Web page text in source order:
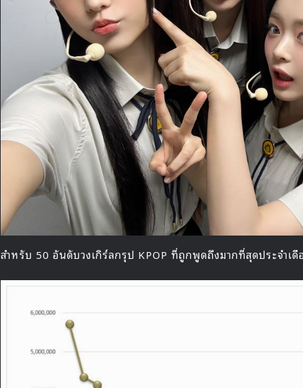
สำหรับ 50 อันดับวงเกิร์ลกรุป KPOP ที่ถูกพูดถึงมากที่สุดประจำเ